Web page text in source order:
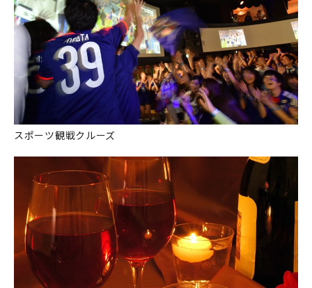
スポーツ観戦クルーズ